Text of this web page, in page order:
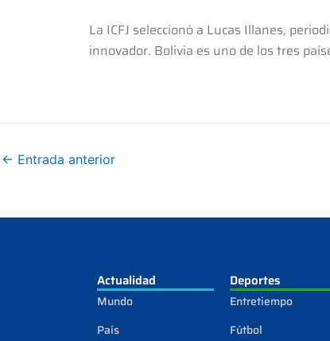
La ICFJ seleccionó a Lucas Illanes,
innovador. Bolivia es uno de los tres
← Entrada anterior
Actualidad
Mundo
País
Deportes
Entretiempo
Fútbol